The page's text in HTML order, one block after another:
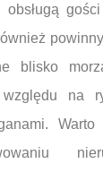
blisko
na